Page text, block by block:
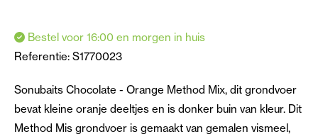
Bestel voor 16:00 en morgen in huis
Referentie: S1770023
Sonubaits Chocolate - Orange Method Mix, dit grondvoer
bevat kleine oranje deeltjes en is donker buin van kleur. Dit
Method Mis grondvoer is gemaakt van gemalen vismeel,